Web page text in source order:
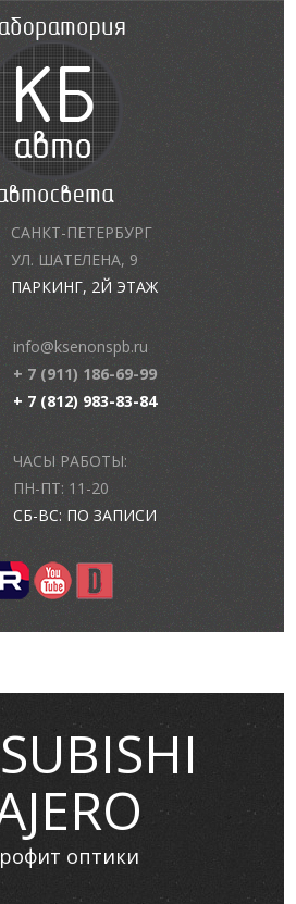
САНКТ-ПЕТЕРБУРГ
УЛ. ШАТЕЛЕНА, 9
ПАРКИНГ, 2Й ЭТАЖ
info@ksenonspb.ru
+ 7 (911) 186-69-99
+ 7 (812) 983-83-84
ЧАСЫ РАБОТЫ:
ПН-ПТ: 11-20
СБ-ВС: ПО ЗАПИСИ
оптики